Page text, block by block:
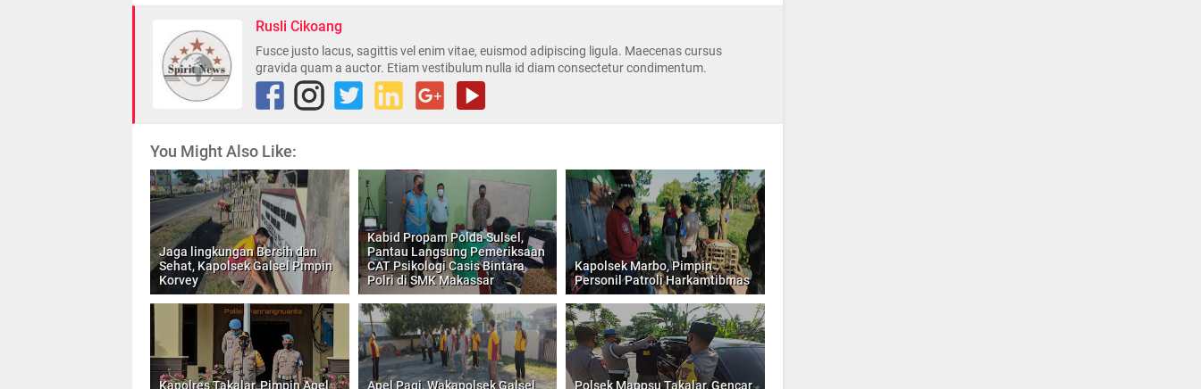
Rusli Cikoang
Fusce justo lacus, sagittis vel enim vitae, euismod adipiscing ligula. Maecenas cursus
gravida quam a auctor. Etiam vestibulum nulla id diam consectetur condimentum.
You Might Also Like:
Jaga lingkungan Bersih dan
Sehat, Kapolsek Galsel Pimpin
Korvey
Kabid Propam Polda Sulsel,
Pantau Langsung Pemeriksaan
CAT Psikologi Casis Bintara
Polri di SMK Makassar
Kapolsek Marbo, Pimpin
Personil Patroli Harkamtibmas
Kapolres Takalar, Pimpin Apel Apel Pagi, Wakapolsek Galsel Polsek Mappsu Takalar, Gencar